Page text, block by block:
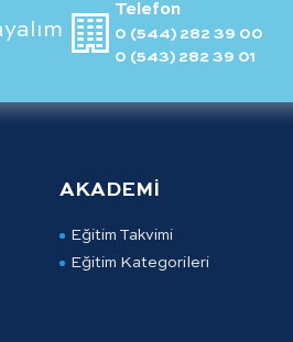
Telefon
0 (544) 282 39 00
0 (543) 282 39 01
AKADEMİ
Eğitim Takvimi
Eğitim Kategorileri